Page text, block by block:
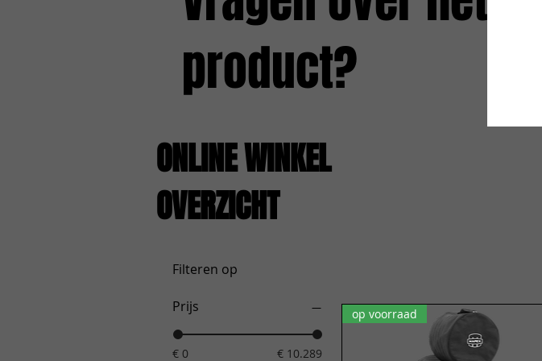
product?
ONLINE WINKEL
OVERZICHT
Filteren op
Prijs
€ 0 € 10.289
op voorraad